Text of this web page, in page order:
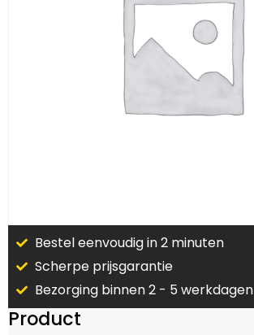
Bestel eenvoudig in 2 minuten
Scherpe prijsgarantie
Bezorging binnen 2 - 5 werkdagen
Product